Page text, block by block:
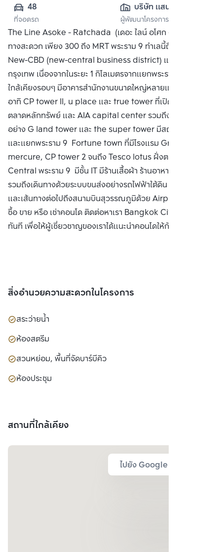
48
ที่จอดรถ
บริษัท แสนสิริ
จำกัด (มหาชน)
ผู้พัฒนาโครงการ
The Line Asoke - Ratchada (เดอะ ไลน์ อโศก - รัชดา) เดิน
ทางสะดวก เพียง 300 ถึง MRT พระราม 9 ทำเลนี้ถือว่าเป็น
New-CBD (new-central business district) แห่งใหม่ของ
กรุงเทพ เนื่องจากในระยะ 1 กิโลเมตรจากแยกพระราม 9 พื้นที่
ใกล้เคียงรอบๆ มีอาคารสำนักงานขนาดใหญ่หลายแห่งในพื้นที่
อาทิ CP tower II, u place และ true tower ที่เปิดใหม่อย่าง
ตลาดหลักทรัพย์ และ AIA capital center รวมถึงที่กำลังสร้าง
อย่าง G land tower และ the super tower มีสถานฑูตจีน
และแยกพระราม 9 Fortune town ที่มีโรงแรม Grand
mercure, CP tower 2 จนถึง Tesco lotus ฝั่งตรงข้าม
Central พระราม 9 มีชั้น IT มีร้านเสื้อผ้า ร้านอาหารมากมาย
รวมถึงเดินทางด้วยระบบขนส่งอย่างรถไฟฟ้าใต้ดิน MRT ง่าย
และเส้นทางต่อไปถึงสนามบินสุวรรณภูมิด้วย Airport Rail Link
ซื้อ ขาย หรือ เช่าคอนโด ติดต่อหาเรา Bangkok CitiSmart ได้
ทันที เพื่อให้ผู้เชี่ยวชาญของเราได้แนะนำคอนโดให้กับท่าน
สิ่งอำนวยความสะดวกในโครงการ
สระว่ายน้ำ
ห้องสตรีม
สวนหย่อม, พื้นที่จัดบาร์บีคิว
ห้องประชุม
สถานที่ใกล้เคียง
ไปยัง Google Map